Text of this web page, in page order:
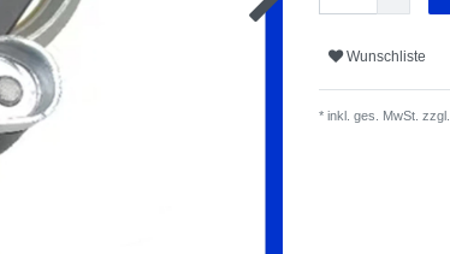
Wunschliste
* inkl. ges. MwSt. zzgl.